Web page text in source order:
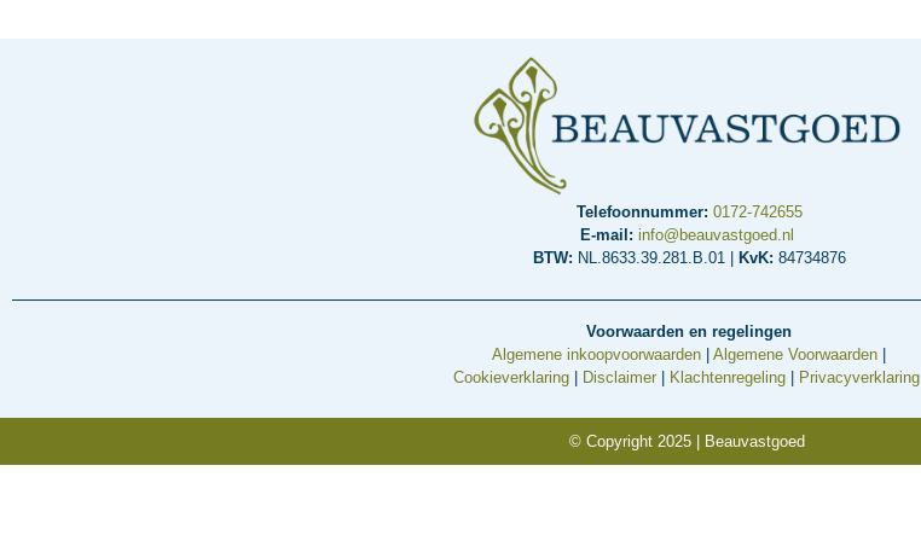
Telefoonnummer: 0172-742655
E-mail: info@beauvastgoed.nl
BTW: NL.8633.39.281.B.01 | KvK: 84734876
Voorwaarden en regelingen
Algemene inkoopvoorwaarden | Algemene Voorwaarden |
Cookieverklaring | Disclaimer | Klachtenregeling | Privacyverklaring
© Copyright 2025 | Beauvastgoed